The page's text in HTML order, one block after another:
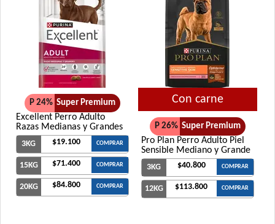
P 24% Super Premium
Excellent Perro Adulto
Razas Medianas y Grandes
3KG $19.100 COMPRAR
15KG $71.400 COMPRAR
20KG $84.800 COMPRAR
Con carne
P 26% Super Premium
Pro Plan Perro Adulto Piel
Sensible Mediano y Grande
3KG $40.800 COMPRAR
12KG $113.800 COMPRAR